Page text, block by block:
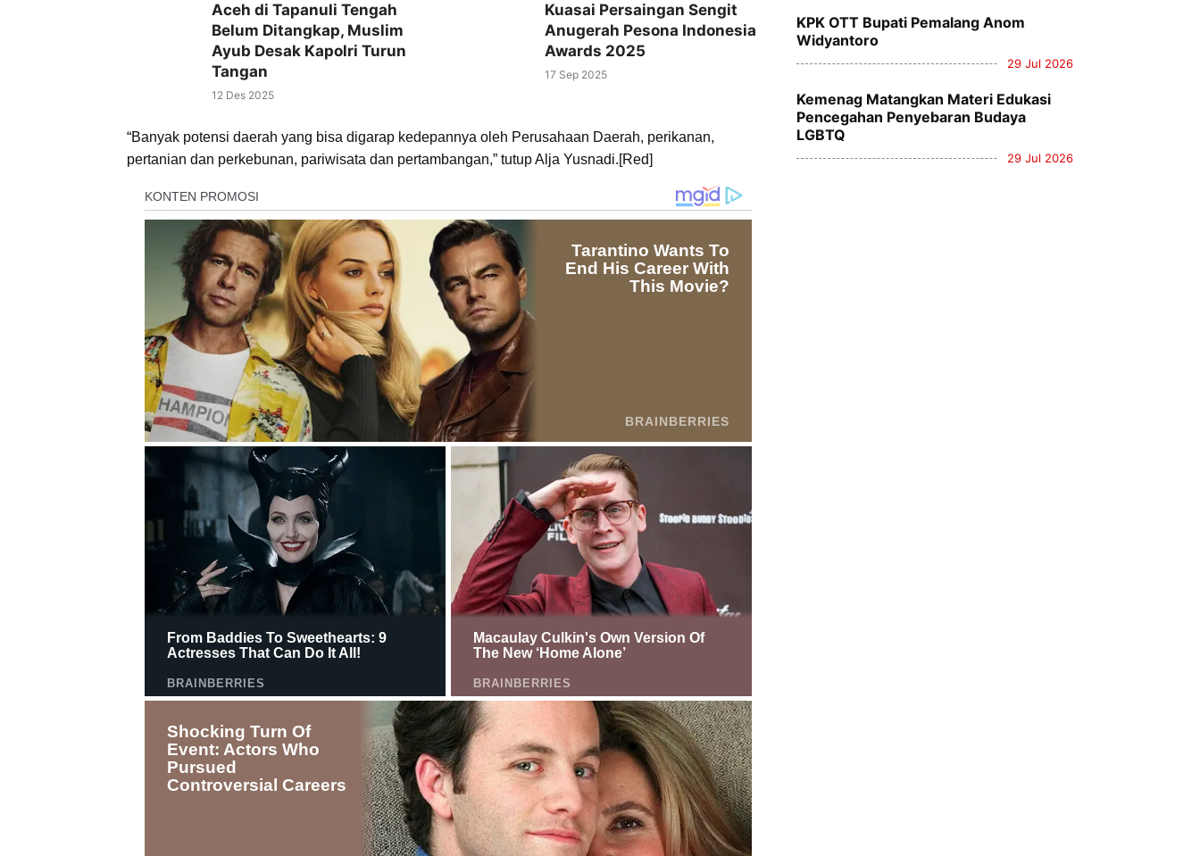
Aceh di Tapanuli Tengah
Belum Ditangkap, Muslim
Ayub Desak Kapolri Turun
Tangan
12 Des 2025
Kuasai Persaingan Sengit
Anugerah Pesona Indonesia
Awards 2025
17 Sep 2025
“Banyak potensi daerah yang bisa digarap kedepannya oleh Perusahaan Daerah, perikanan,
pertanian dan perkebunan, pariwisata dan pertambangan,” tutup Alja Yusnadi.[Red]
KPK OTT Bupati Pemalang Anom
Widyantoro
29 Jul 2026
Kemenag Matangkan Materi Edukasi
Pencegahan Penyebaran Budaya
LGBTQ
29 Jul 2026